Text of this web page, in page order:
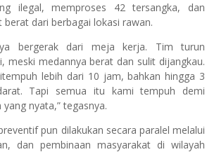
ilegal, memproses 42 tersangka, dan
dari berbagai lokasi rawan.
bergerak dari meja kerja. Tim turun
meski medannya berat dan sulit dijangkau.
lebih dari 10 jam, bahkan hingga 3
Tapi semua itu kami tempuh demi
nyata,” tegasnya.
pun dilakukan secara paralel melalui
dan pembinaan masyarakat di wilayah